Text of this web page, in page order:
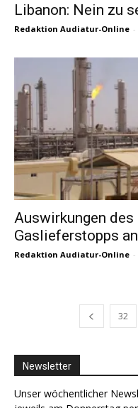
Libanon: Nein zu
Redaktion Audiatur-Online -
Auswirkungen
Gaslieferstopps
Redaktion Audiatur-Online -
32
Newsletter
Unser wöchentlicher